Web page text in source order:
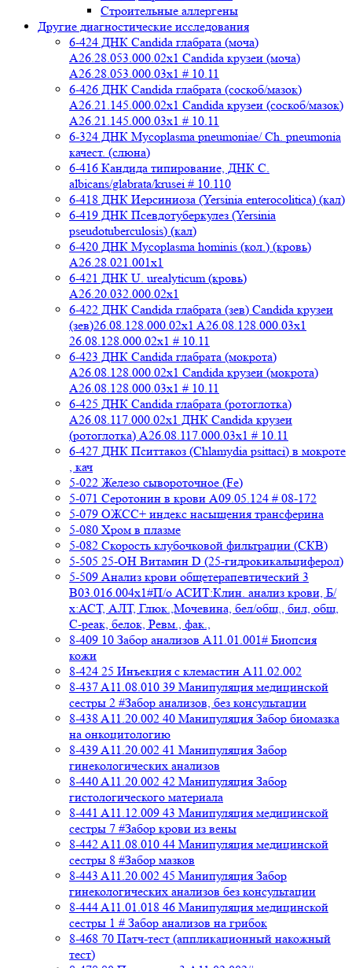
Строительные аллергены
Другие диагностические исследования
6-424 ДНК Candida глабрата (моча)
A26.28.053.000.02x1 Candida крузеи (моча)
A26.28.053.000.03x1 # 10.11
6-426 ДНК Candida глабрата (соскоб/мазок)
A26.21.145.000.02x1 Candida крузеи (соскоб/мазок)
A26.21.145.000.03x1 # 10.11
6-324 ДНК Mycoplasma pneumoniae/ Ch. pneumonia
качест. (слюна)
6-416 Кандида типирование, ДНК C.
albicans/glabrata/krusei # 10.110
6-418 ДНК Иерсиниоза (Yersinia enterocolitica) (кал)
6-419 ДНК Псевдотуберкулез (Yersinia
pseudotuberculosis) (кал)
6-420 ДНК Mycoplasma hominis (кол.) (кровь)
A26.28.021.001x1
6-421 ДНК U. urealyticum (кровь)
A26.20.032.000.02х1
6-422 ДНК Candida глабрата (зев) Candida крузеи
(зев)26.08.128.000.02x1 A26.08.128.000.03x1
26.08.128.000.02x1 # 10.11
6-423 ДНК Candida глабрата (мокрота)
A26.08.128.000.02x1 Candida крузеи (мокрота)
A26.08.128.000.03x1 # 10.11
6-425 ДНК Candida глабрата (ротоглотка)
A26.08.117.000.02x1 ДНК Candida крузеи
(ротоглотка) A26.08.117.000.03x1 # 10.11
6-427 ДНК Пситтакоз (Chlamydia psittaci) в мокроте
, кач
5-022 Железо сывороточное (Fe)
5-071 Серотонин в крови A09.05.124 # 08-172
5-079 ОЖСС+ индекс насыщения трансферина
5-080 Хром в плазме
5-082 Скорость клубочковой фильтрации (СКВ)
5-505 25-ОН Витамин D (25-гидрокикальциферол)
5-509 Анализ крови общетерапевтический 3
B03.016.004x1#П/о АСИТ:Клин. анализ крови, Б/
х:АСТ, АЛТ, Глюк.,Мочевина, бел/общ., бил, общ,
C-реак, белок, Ревм., фак.,
8-409 10 Забор анализов A11.01.001# Биопсия
кожи
8-424 25 Инъекция с клемастин A11.02.002
8-437 A11.08.010 39 Манипуляция медицинской
сестры 2 #Забор анализов, без консультации
8-438 A11.20.002 40 Манипуляция Забор биомазка
на онкоцитологию
8-439 A11.20.002 41 Манипуляция Забор
гинекологических анализов
8-440 A11.20.002 42 Манипуляция Забор
гистологического материала
8-441 A11.12.009 43 Манипуляция медицинской
сестры 7 #Забор крови из вены
8-442 A11.08.010 44 Манипуляция медицинской
сестры 8 #Забор мазков
8-443 A11.20.002 45 Манипуляция Забор
гинекологических анализов без консультации
8-444 A11.01.018 46 Манипуляция медицинской
сестры 1 # Забор анализов на грибок
8-468 70 Патч-тест (аппликационный накожный
тест)